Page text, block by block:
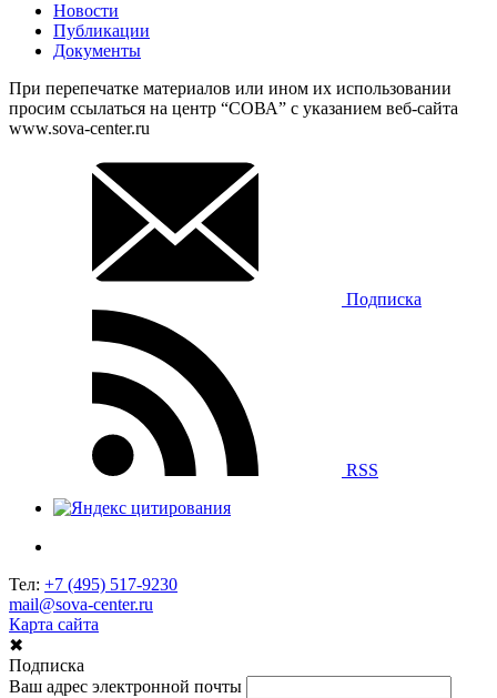
Новости
Публикации
Документы
При перепечатке материалов или ином их использовании
просим ссылаться на центр “СОВА” с указанием веб-сайта
www.sova-center.ru
Подписка
RSS
Тел: +7 (495) 517-9230
mail@sova-center.ru
Карта сайта
✖
Подписка
Ваш адрес электронной почты